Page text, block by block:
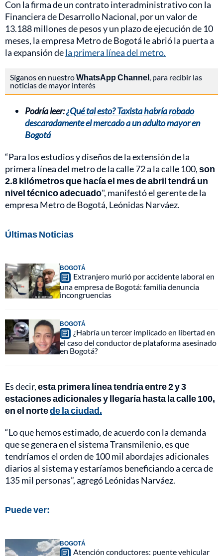
Con la firma de un contrato interadministrativo con la
Financiera de Desarrollo Nacional, por un valor de
13.188 millones de pesos y un plazo de ejecución de 10
meses, la empresa Metro de Bogotá le abrió la puerta a
la expansión dela primera línea del metro.
Síganos en nuestroWhatsApp Channel , para recibir las
noticias de mayor interés
Podría leer:¿Qué tal esto? Taxista habría robado
descaradamente el mercado a un adulto mayor en
Bogotá
“Para los estudios y diseños de la extensión de la
primera línea del metro de la calle 72 a la calle 100,son
2.8 kilómetros que hacía el mes de abril tendrá un
nivel técnico adecuado", manifestó el gerente de la
empresa Metro de Bogotá, Leónidas Narváez.
Últimas Noticias
BOGOTÁ
Extranjero murió por accidente laboral en
una empresa de Bogotá: familia denuncia
incongruencias
BOGOTÁ
¿Habría un tercer implicado en libertad en
el caso del conductor de plataforma asesinado
en Bogotá?
Es decir,esta primera línea tendría entre 2 y 3
estaciones adicionales y llegaría hasta la calle 100,
en el nortede la ciudad.
“Lo que hemos estimado, de acuerdo con la demanda
que se genera en el sistema Transmilenio, es que
tendríamos el orden de 100 mil abordajes adicionales
diarios al sistema y estaríamos beneficiando a cerca de
135 mil personas”, agregó Leónidas Narváez.
Puede ver:
BOGOTÁ
Atención conductores: puente vehicular